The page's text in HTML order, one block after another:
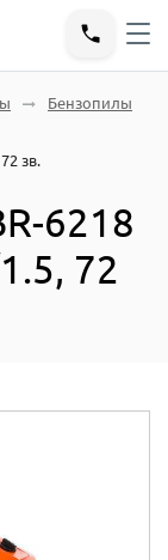
Бензопилы
зв.
6218
72